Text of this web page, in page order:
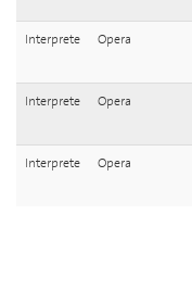
Interprete Opera
Interprete Opera
Interprete Opera